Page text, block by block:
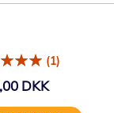
(1)
DKK